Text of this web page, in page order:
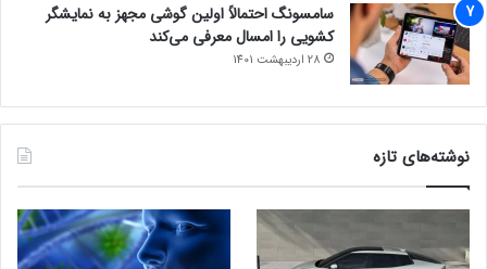
سامسونگ احتمالاً اولین گوشی مجهز به نمایشگر
کشویی را امسال معرفی می‌کند
28 اردیبهشت 1401
نوشته‌های تازه